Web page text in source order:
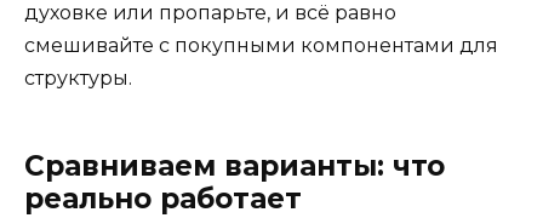
духовке или пропарьте, и всё равно
смешивайте с покупными компонентами для
структуры.
Сравниваем варианты: что
реально работает